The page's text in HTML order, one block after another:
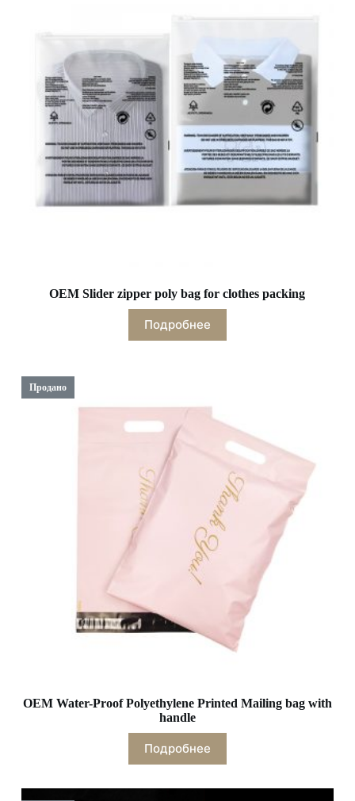
OEM Slider zipper poly bag for clothes packing
Подробнее
Продано
OEM Water-Proof Polyethylene Printed Mailing bag with
handle
Подробнее